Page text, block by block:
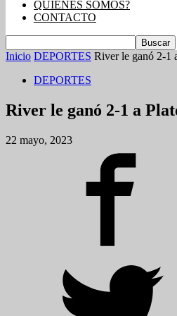
QUIENES SOMOS?
CONTACTO
Inicio DEPORTES River le ganó 2-1
DEPORTES
River le ganó 2-1 a
22 mayo, 2023